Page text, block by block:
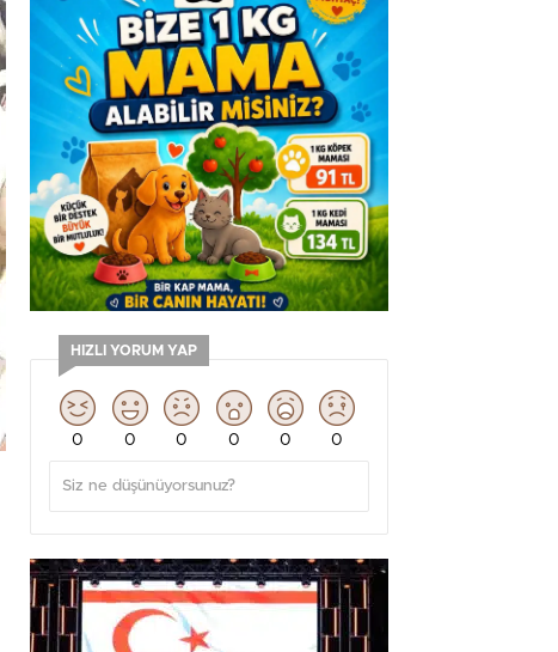
HIZLI YORUM YAP
0 0 0 0 0 0